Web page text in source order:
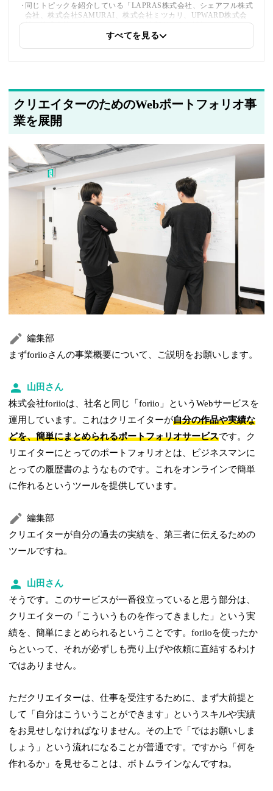
同じトピックを紹介している「LAPRAS株式会社、シェアフル株式
会社、株式会社SAMURAI、株式会社ミツカリ、UPWARD株式会
社、株式会社スピークバディ」への内部リンクを追加しました
すべてを見る
クリエイターのためのWebポートフォリオ事
業を展開
編集部
まずforiioさんの事業概要について、ご説明をお願いします。
山田さん
株式会社foriioは、社名と同じ「foriio」というWebサービスを
運用しています。これはクリエイターが自分の作品や実績な
どを、簡単にまとめられるポートフォリオサービスです。ク
リエイターにとってのポートフォリオとは、ビジネスマンに
とっての履歴書のようなものです。これをオンラインで簡単
に作れるというツールを提供しています。
編集部
クリエイターが自分の過去の実績を、第三者に伝えるための
ツールですね。
山田さん
そうです。このサービスが一番役立っていると思う部分は、
クリエイターの「こういうものを作ってきました」という実
績を、簡単にまとめられるということです。foriioを使ったか
らといって、それが必ずしも売り上げや依頼に直結するわけ
ではありません。
ただクリエイターは、仕事を受注するために、まず大前提と
して「自分はこういうことができます」というスキルや実績
をお見せしなければなりません。その上で「ではお願いしま
しょう」という流れになることが普通です。ですから「何を
作れるか」を見せることは、ボトムラインなんですね。